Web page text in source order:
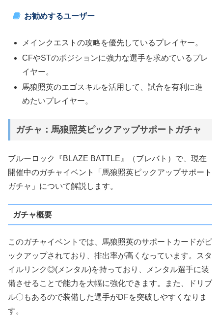
お勧めするユーザー
メインクエストの攻略を優先しているプレイヤー。
CFやSTのポジションに強力な選手を求めているプレ
イヤー。
馬狼照英のエゴスキルを活用して、試合を有利に進
めたいプレイヤー。
ガチャ：馬狼照英ピックアップサポートガチャ
ブルーロック『BLAZE BATTLE』（ブレバト）で、現在
開催中のガチャイベント「馬狼照英ピックアップサポート
ガチャ」について解説します。
ガチャ概要
このガチャイベントでは、馬狼照英のサポートカードがピ
ックアップされており、排出率が高くなっています。スタ
イルリンク◎(メンタル)を持っており、メンタル選手に装
備させることで能力を大幅に強化できます。また、ドリブ
ル〇もあるので装備した選手がDFを突破しやすくなりま
す。